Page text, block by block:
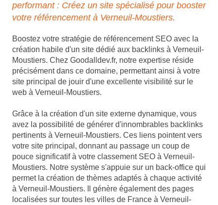
performant : Créez un site spécialisé pour booster
votre référencement à Verneuil-Moustiers.
Boostez votre stratégie de référencement SEO avec la
création habile d'un site dédié aux backlinks à Verneuil-
Moustiers. Chez Goodalldev.fr, notre expertise réside
précisément dans ce domaine, permettant ainsi à votre
site principal de jouir d'une excellente visibilité sur le
web à Verneuil-Moustiers.
Grâce à la création d'un site externe dynamique, vous
avez la possibilité de générer d'innombrables backlinks
pertinents à Verneuil-Moustiers. Ces liens pointent vers
votre site principal, donnant au passage un coup de
pouce significatif à votre classement SEO à Verneuil-
Moustiers. Notre système s'appuie sur un back-office qui
permet la création de thèmes adaptés à chaque activité
à Verneuil-Moustiers. Il génère également des pages
localisées sur toutes les villes de France à Verneuil-